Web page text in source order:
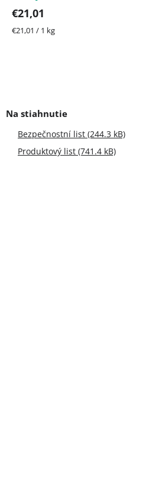
€21,01
Jednotková
€21,01 / 1 kg
Bezpečnostní list (244.3 kB)
Produktový list (741.4 kB)